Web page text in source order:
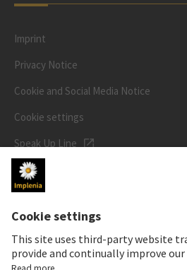
Imprint
Privacy Notice
Cookie and Social Media Notice
Cookie settings
Speak Up Line
STOCK PRICE
ISIN: CH0023868554
62,30 CHF
0,00 CHF (0,00%)